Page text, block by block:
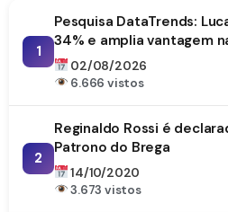
1
Pesquisa DataTrends:
34% e amplia vantagem
da Paraíba
02/08/2026
6.666 vistos
2
Reginaldo Rossi é
Patrono do Brega
14/10/2020
3.673 vistos